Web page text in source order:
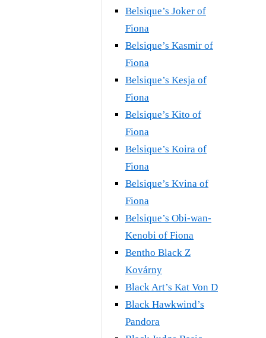
Belsique’s Joker of
Fiona
Belsique’s Kasmir of
Fiona
Belsique’s Kesja of
Fiona
Belsique’s Kito of
Fiona
Belsique’s Koira of
Fiona
Belsique’s Kvina of
Fiona
Belsique’s Obi-wan-
Kenobi of Fiona
Bentho Black Z
Kovárny
Black Art’s Kat Von D
Black Hawkwind’s
Pandora